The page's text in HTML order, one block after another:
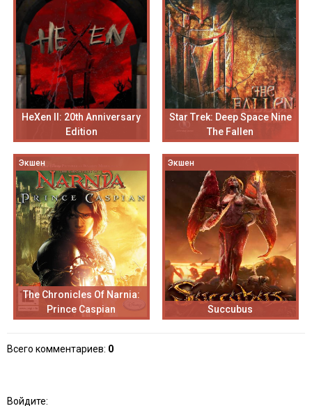
HeXen II: 20th Anniversary
Edition
Star Trek: Deep Space Nine
The Fallen
Экшен
The Chronicles Of Narnia:
Prince Caspian
Экшен
Succubus
Всего комментариев: 0
Войдите: